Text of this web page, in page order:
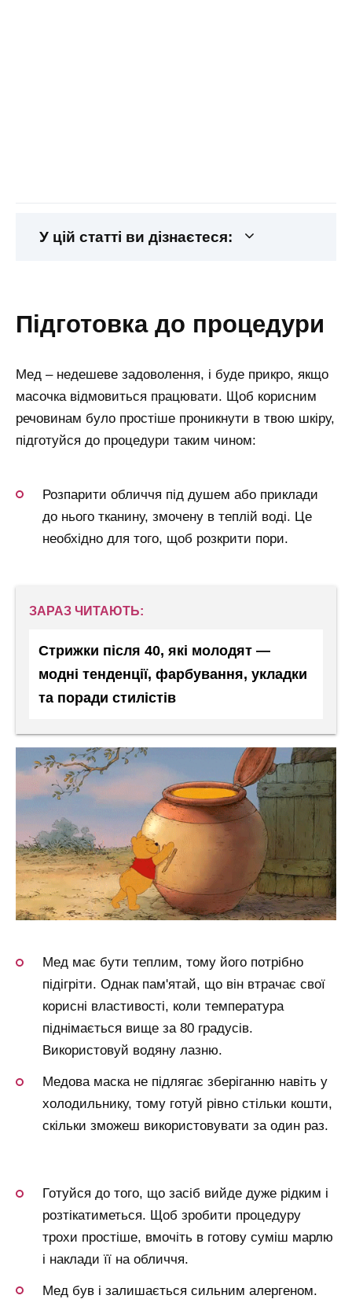
У цій статті ви дізнаєтеся:
підготовка до процедури
Мед – недешеве задоволення, і буде прикро, якщо
масочка відмовиться працювати. Щоб корисним
речовинам було простіше проникнути в твою шкіру,
підготуйся до процедури таким чином:
Розпарити обличчя під душем або приклади
до нього тканину, змочену в теплій воді. Це
необхідно для того, щоб розкрити пори.
ЗАРАЗ ЧИТАЮТЬ:
Стрижки після 40, які молодят —
модні тенденції, фарбування, укладки
та поради стилістів
Мед має бути теплим, тому його потрібно
підігріти. Однак пам'ятай, що він втрачає свої
корисні властивості, коли температура
піднімається вище за 80 градусів.
Використовуй водяну лазню.
Медова маска не підлягає зберіганню навіть у
холодильнику, тому готуй рівно стільки кошти,
скільки зможеш використовувати за один раз.
Готуйся до того, що засіб вийде дуже рідким і
розтікатиметься. Щоб зробити процедуру
трохи простіше, вмочіть в готову суміш марлю
і наклади її на обличчя.
Мед був і залишається сильним алергеном.